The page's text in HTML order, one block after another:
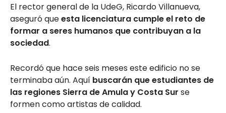
El rector general de la UdeG, Ricardo Villanueva,
aseguró queesta licenciatura cumple el reto de
formar a seres humanos que contribuyan a la
sociedad.
Recordó que hace seis meses este edificio no se
terminaba aún. Aquí buscarán que estudiantes de
las regiones Sierra de Amula y Costa Sur se
formen como artistas de calidad.